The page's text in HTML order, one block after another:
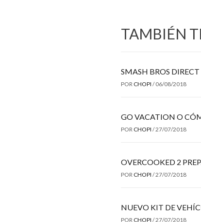
TAMBIÉN
SMASH BROS
POR CHOPI / 06/08/2018
GO VACATION O
POR CHOPI /27/07/2018
OVERCOOKED 2
POR CHOPI /27/07/2018
NUEVO KIT DE
POR CHOPI /27/07/2018